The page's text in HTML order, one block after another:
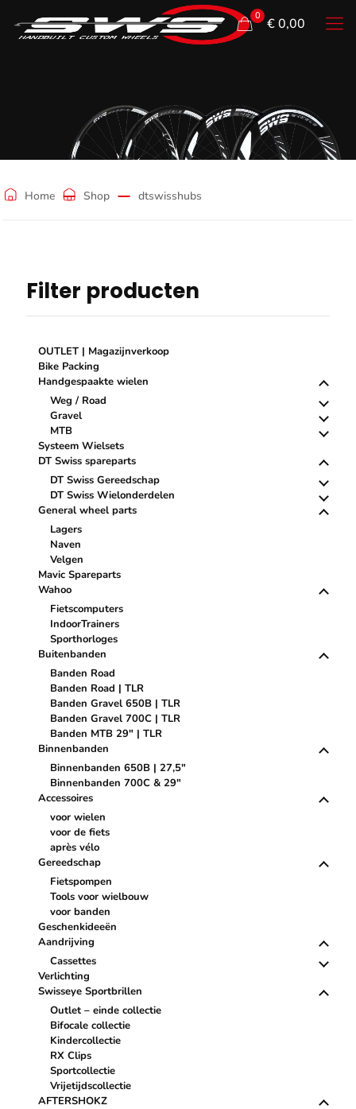
0 € 0,00
dtswisshubs
Home Shop dtswisshubs
Filter producten
OUTLET | Magazijnverkoop
Bike Packing
Handgespaakte wielen
Weg / Road
Gravel
MTB
Systeem Wielsets
DT Swiss spareparts
DT Swiss Gereedschap
DT Swiss Wielonderdelen
General wheel parts
Lagers
Naven
Velgen
Mavic Spareparts
Wahoo
Fietscomputers
IndoorTrainers
Sporthorloges
Buitenbanden
Banden Road
Banden Road | TLR
Banden Gravel 650B | TLR
Banden Gravel 700C | TLR
Banden MTB 29" | TLR
Binnenbanden
Binnenbanden 650B | 27,5"
Binnenbanden 700C & 29"
Accessoires
voor wielen
voor de fiets
après vélo
Gereedschap
Fietspompen
Tools voor wielbouw
voor banden
Geschenkideeën
Aandrijving
Cassettes
Verlichting
Swisseye Sportbrillen
Outlet – einde collectie
Bifocale collectie
Kindercollectie
RX Clips
Sportcollectie
Vrijetijdscollectie
AFTERSHOKZ